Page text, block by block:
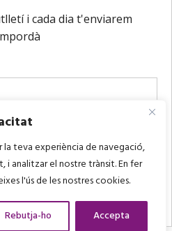
teva experiència de navegació,
analitzar el nostre trànsit. En fer
l'ús de les nostres cookies.
Rebutja-ho Accepta